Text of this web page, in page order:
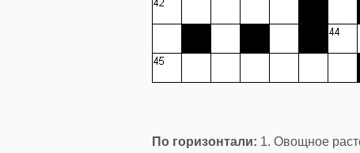
По горизонтали: 1. Овощное